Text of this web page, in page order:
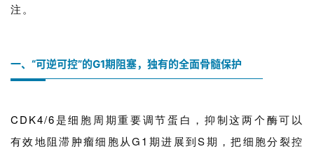
注。
一、“可逆可控”的G1期阻塞，独有的全面骨髓保护
CDK4/6是细胞周期重要调节蛋白，抑制这两个酶可以
有效地阻滞肿瘤细胞从G1期进展到S期，把细胞分裂控